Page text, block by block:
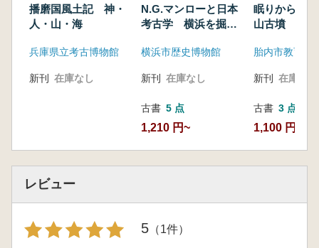
6.死者を葬る
特別寄稿 設楽博己 東奈良銅鐸の文様をめぐ
播磨国風土記 神・
人・山・海
兵庫県立考古博物館
新刊 在庫なし
N.G.マンローと日本
考古学 横浜を掘っ
横浜市歴史博物館
新刊 在庫なし
古書 5 点
1,210 円~
眠りから覚
山古墳
胎内市教育委
新刊 在庫なし
古書 3 点
1,100 円~
レビュー
5 （1件）